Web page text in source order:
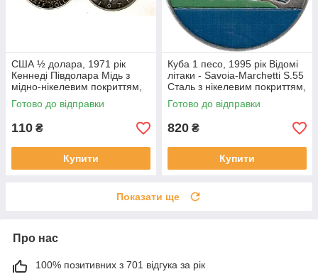
США ½ долара, 1971 рік
Кеннеді Півдолара Мідь з
мідно-нікелевим покриттям,
11.34g, ø 30.61mm №4153
Готово до відправки
110 ₴
Купити
Куба 1 песо, 1995 рік Відомі
літаки - Savoia-Marchetti S.55
Сталь з нікелевим покриттям,
12.7g, ø 32.5mm №4164
Готово до відправки
820 ₴
Купити
Показати ще
Про нас
100% позитивних з 701 відгука за рік